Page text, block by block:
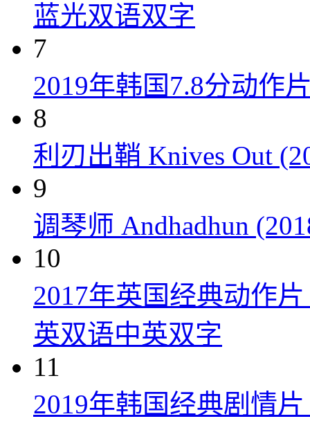
蓝光双语双字
7
2019年韩国7.8分动作
8
利刃出鞘 Knives Out
9
调琴师 Andhadhun
10
2017年英国经典动作
英双语中英双字
11
2019年韩国经典剧情